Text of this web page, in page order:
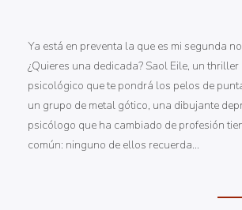
Ya está en preventa la que es mi segunda
¿Quieres una dedicada? Saol Eile, un
psicológico que te pondrá los pelos de
un grupo de metal gótico, una dibujante
psicólogo que ha cambiado de profesión
común: ninguno de ellos recuerda…